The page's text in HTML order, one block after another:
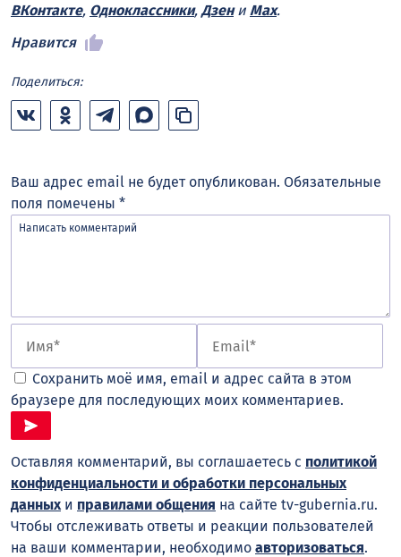
ВКонтакте, Одноклассники, Дзени Max.
Нравится
Поделиться:
Ваш адрес email не будет опубликован. Обязательные
поля помечены *
Сохранить моё имя, email и адрес сайта в этом
браузере для последующих моих комментариев.
Оставляя комментарий, вы соглашаетесь с политикой
конфиденциальности и обработки персональных
данныхи правилами общения на сайте tv-gubernia.ru.
Чтобы отслеживать ответы и реакции пользователей
на ваши комментарии, необходимо авторизоваться.